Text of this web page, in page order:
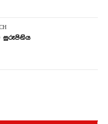
සුරූපිනිය